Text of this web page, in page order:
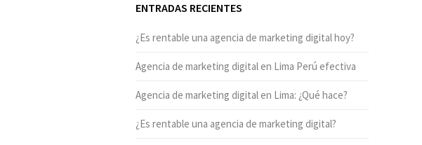
ENTRADAS RECIENTES
¿Es rentable una agencia de marketing digital hoy?
Agencia de marketing digital en Lima Perú efectiva
Agencia de marketing digital en Lima: ¿Qué hace?
¿Es rentable una agencia de marketing digital?